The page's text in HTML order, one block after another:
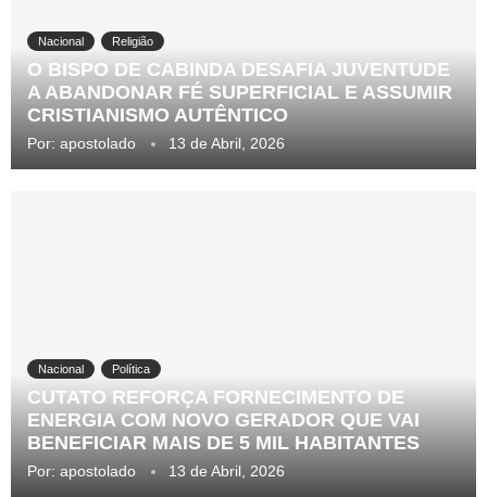
Nacional Religião
O BISPO DE CABINDA DESAFIA JUVENTUDE
A ABANDONAR FÉ SUPERFICIAL E ASSUMIR
CRISTIANISMO AUTÊNTICO
Por: apostolado 13 de Abril, 2026
Nacional Política
CUTATO REFORÇA FORNECIMENTO DE
ENERGIA COM NOVO GERADOR QUE VAI
BENEFICIAR MAIS DE 5 MIL HABITANTES
Por: apostolado 13 de Abril, 2026